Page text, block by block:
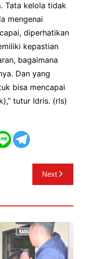
Tata kelola tidak
mengenai
diperhatikan
kepastian
bagaimana
Dan yang
bisa mencapai
tutur Idris. (rls)
Next